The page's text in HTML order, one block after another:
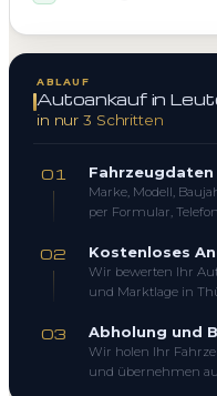
ABLAUF
Autoankauf in
in nur 3 Schritten
01
Marke, Modell,
per Formular,
02 Kostenloses
Wir bewerten Ihr
und Marktlage in
03 Abholung und
Wir holen Ihr
und übernehmen